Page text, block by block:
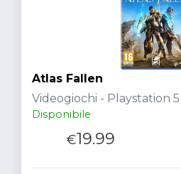
Atlas Fallen
Videogiochi - Playstation
Disponibile
€19.99